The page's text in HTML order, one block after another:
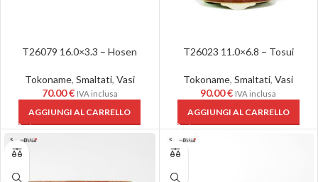
T26079 16.0×3.3 – Hosen
Tokoname, Smaltati, Vasi
70.00€ IVA inclusa
AGGIUNGI AL CARRELLO
T26023 11.0×6.8 – Tosui
Tokoname,Smaltati,Vasi
90.00€ IVA inclusa
AGGIUNGI AL CARRELLO